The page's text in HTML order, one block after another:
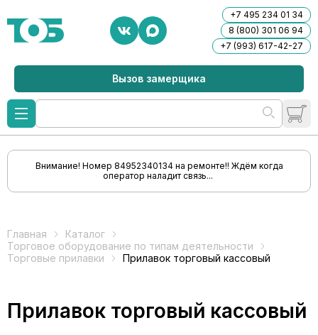
+7 495 234 01 34
8 (800) 301 06 94
+7 (993) 617-42-27
Вызов замерщика
Внимание! Номер 84952340134 на ремонте!! Ждём когда
оператор наладит связь...
Главная
Каталог
Торговое оборудование по типам деятельности
Торговые прилавки
Прилавок торговый кассовый
Прилавок торговый кассовый